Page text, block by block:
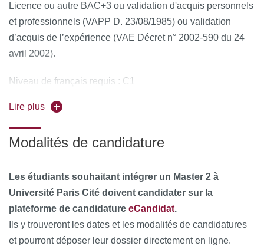
Licence ou autre BAC+3 ou validation d'acquis personnels
et professionnels (VAPP D. 23/08/1985) ou validation
d’acquis de l’expérience (VAE Décret n° 2002-590 du 24
avril 2002).
Niveau de français requis : C1
En Master 2 :
Master 1 ou autre BAC+4 ou validation d'acquis
Niveau de français requis : C1
Lire plus
Modalités de candidature
Les étudiants souhaitant intégrer un Master 2 à
Université Paris Cité doivent candidater sur la
plateforme de candidature eCandidat.
Ils y trouveront les dates et les modalités de candidatures
et pourront déposer leur dossier directement en ligne.